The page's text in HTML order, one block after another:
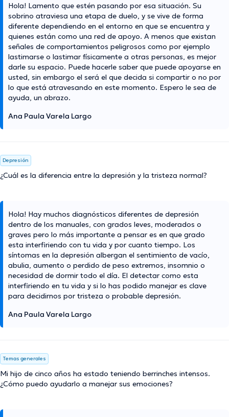
Hola! Lamento que estén pasando por esa situación. Su
sobrino atraviesa una etapa de duelo, y se vive de forma
diferente dependiendo en el entorno en que se encuentra y
quienes están como una red de apoyo. A menos que existan
señales de comportamientos peligrosos como por ejemplo
lastimarse o lastimar físicamente a otras personas, es mejor
darle su espacio. Puede hacerle saber que puede apoyarse en
usted, sin embargo el será el que decida si compartir o no por
lo que está atravesando en este momento. Espero le sea de
ayuda, un abrazo.
Ana Paula Varela Largo
Depresión
¿Cuál es la diferencia entre la depresión y la tristeza normal?
Hola! Hay muchos diagnósticos diferentes de depresión
dentro de los manuales, con grados leves, moderados o
graves pero lo más importante a pensar es en que grado
esta interfiriendo con tu vida y por cuanto tiempo. Los
síntomas en la depresión albergan el sentimiento de vacío,
abulia, aumento o perdido de peso extremos, insomnio o
necesidad de dormir todo el día. El detectar como esta
interfiriendo en tu vida y si lo has podido manejar es clave
para decidirnos por tristeza o probable depresión.
Ana Paula Varela Largo
Temas generales
Mi hijo de cinco años ha estado teniendo berrinches intensos.
¿Cómo puedo ayudarlo a manejar sus emociones?